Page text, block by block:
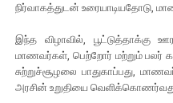
நிர்வாகத்துடன் உரையாடியதோடு,
இந்த விழாவில், பூட்டுத்தாக்கு
மாணவர்கள், பெற்றோர் மற்றும் பலர்
சுற்றுச்சூழலை பாதுகாப்பது,
அரசின் உறுதியை